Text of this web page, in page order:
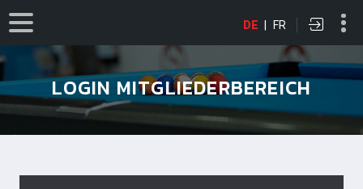
DE | FR
LOGIN MITGLIEDERBEREICH